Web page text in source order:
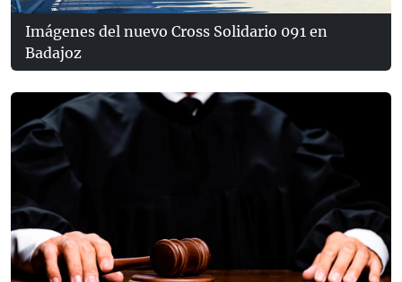
Imágenes del nuevo Cross Solidario 091 en
Badajoz